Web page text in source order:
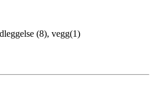
(8), vegg(1)